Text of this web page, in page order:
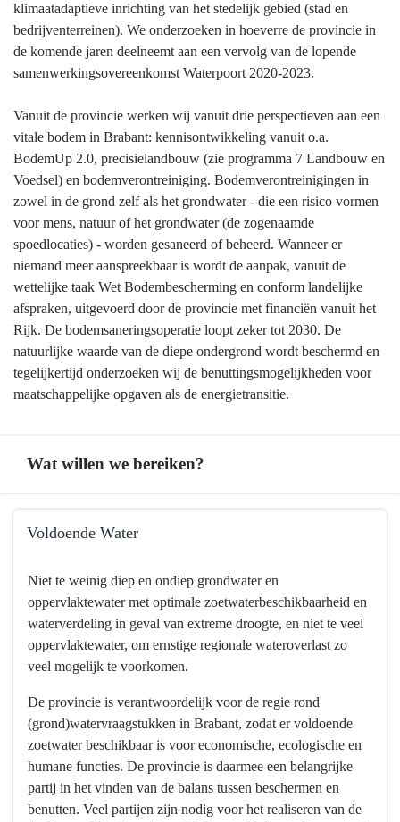
klimaatadaptieve inrichting van het stedelijk gebied (stad en
bedrijventerreinen). We onderzoeken in hoeverre de provincie in
de komende jaren deelneemt aan een vervolg van de lopende
samenwerkingsovereenkomst Waterpoort 2020-2023.
Vanuit de provincie werken wij vanuit drie perspectieven aan een
vitale bodem in Brabant: kennisontwikkeling vanuit o.a.
BodemUp 2.0, precisielandbouw (zie programma 7 Landbouw en
Voedsel) en bodemverontreiniging. Bodemverontreinigingen in
zowel in de grond zelf als het grondwater - die een risico vormen
voor mens, natuur of het grondwater (de zogenaamde
spoedlocaties) - worden gesaneerd of beheerd. Wanneer er
niemand meer aanspreekbaar is wordt de aanpak, vanuit de
wettelijke taak Wet Bodembescherming en conform landelijke
afspraken, uitgevoerd door de provincie met financiën vanuit het
Rijk. De bodemsaneringsoperatie loopt zeker tot 2030. De
natuurlijke waarde van de diepe ondergrond wordt beschermd en
tegelijkertijd onderzoeken wij de benuttingsmogelijkheden voor
maatschappelijke opgaven als de energietransitie.
Wat willen we bereiken?
Programma
Water
willen
bereiken?
Voldoende Water
naar
navigatie
Programma
Water
willen
Niet te weinig diep en ondiep grondwater en
oppervlaktewater met optimale zoetwaterbeschikbaarheid en
waterverdeling in geval van extreme droogte, en niet te veel
oppervlaktewater, om ernstige regionale wateroverlast zo
veel mogelijk te voorkomen.
De provincie is verantwoordelijk voor de regie rond
(grond)watervraagstukken in Brabant, zodat er voldoende
zoetwater beschikbaar is voor economische, ecologische en
humane functies. De provincie is daarmee een belangrijke
partij in het vinden van de balans tussen beschermen en
benutten. Veel partijen zijn nodig voor het realiseren van de